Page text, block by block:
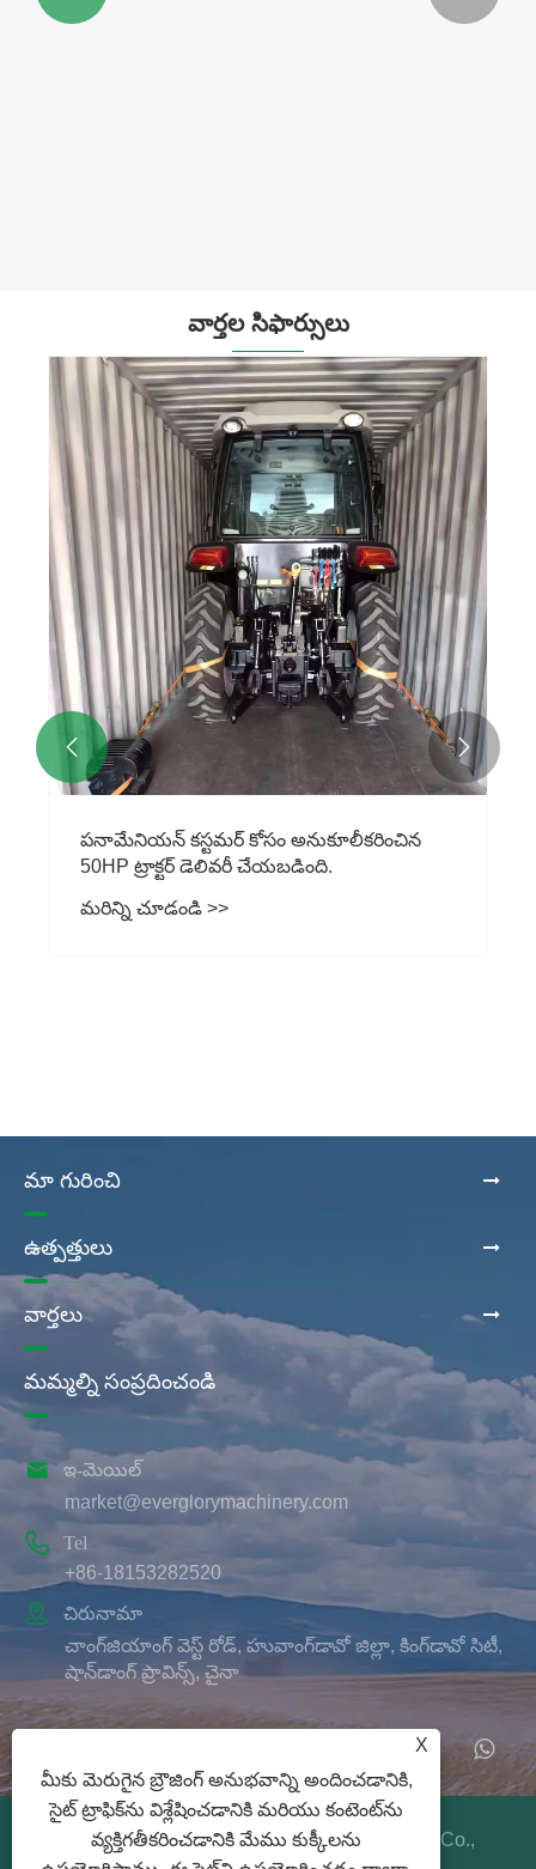
వార్తల సిఫార్సులు
పనామేనియన్ కస్టమర్ కోసం అనుకూలీకరించిన
50HP ట్రాక్టర్ డెలివరీ చేయబడింది.
మరిన్ని చూడండి >>
 
మా గురించి
ఉత్పత్తులు
వార్తలు
మమ్మల్ని సంప్రదించండి
 ఇ-మెయిల్
market@everglorymachinery.com

Tel
+86-18153282520

చిరునామా
చాంగ్‌జియాంగ్ వెస్ట్ రోడ్, హువాంగ్‌డావో జిల్లా, కింగ్‌డావో సిటీ,
షాన్‌డాంగ్ ప్రావిన్స్, చైనా
కాపీరైట్ © 2025 Qingdao Ever Glory Machinery Co.,
X
మీకు మెరుగైన బ్రౌజింగ్ అనుభవాన్ని అందించడానికి,
సైట్ ట్రాఫిక్‌ను విశ్లేషించడానికి మరియు కంటెంట్‌ను
వ్యక్తిగతీకరించడానికి మేము కుక్కీలను